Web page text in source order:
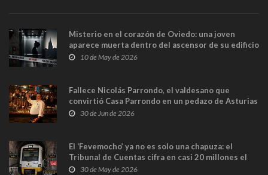
Misterio en el corazón de Oviedo: una joven
aparece muerta dentro del ascensor de su edificio
y las cámaras captan sus últimos minutos
10 de May de 2026
Fallece Nicolás Parrondo, el valdesano que
convirtió Casa Parrondo en un pedazo de Asturias
en Madrid
30 de Jun de 2026
El ‘Fevemocho’ ya no es solo una chapuza: el
Tribunal de Cuentas cifra en casi 20 millones el
sobrecoste de los trenes que no cabían por los
30 de May de 2026